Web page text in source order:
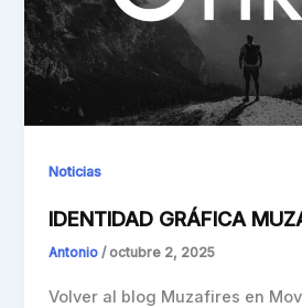
Noticias
IDENTIDAD GRÁFICA
Antonio/octubre 2, 2025
Volver al blog Muzafires en